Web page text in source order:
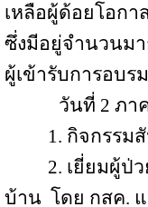
เหลือผู้ด้อยโอกา
ซึ่งมีอยู่จำนวนม
ผู้เข้ารับการอบรม
วันที่ 2 ภา
1. กิจกรรม
2. เยี่ยมผู้ป่
บ้าน โดย กสค.